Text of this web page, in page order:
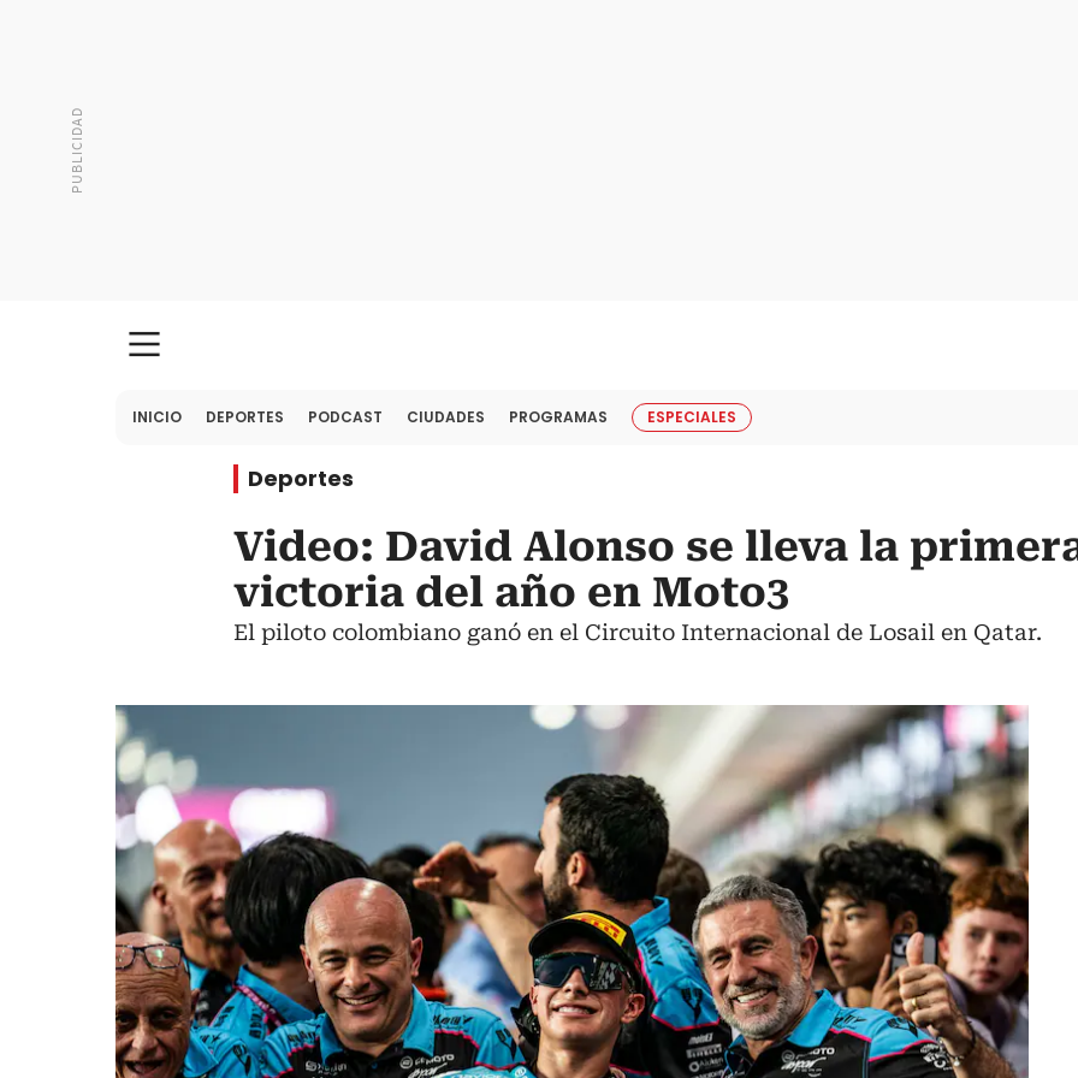
INICIO DEPORTES PODCAST CIUDADES PROGRAMAS ESPECIALES
Deportes
Video: David Alonso se lleva la
victoria del año en Moto3
El piloto colombiano ganó en el Circuito Internacional de Losail en Qatar.